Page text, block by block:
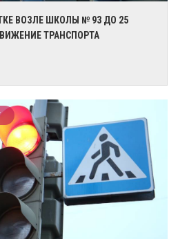
ВОЗЛЕ ШКОЛЫ № 93 ДО 25
ТРАНСПОРТА